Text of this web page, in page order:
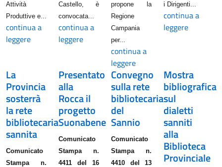
Attività
Produttive e...
continua a
leggere
Castello, è
convocata...
continua a
leggere
propone la
Regione
Campania
per...
continua a
leggere
i Dirigenti...
continua a
leggere
La
Provincia
sosterrà
la rete
bibliotecaria
sannita
Comunicato
Stampa n.
Presentato
alla
Rocca il
progetto
Suonabene
Comunicato
Stampa n.
4411 del 16
Convegno
sulla rete
bibliotecaria
del
Sannio
Comunicato
Stampa n.
4410 del 13
Mostra
bibliografica
sul
dialetti
sanniti
alla
Biblioteca
Provinciale